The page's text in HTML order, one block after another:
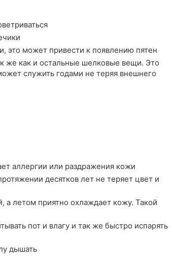
это может привести к появлению пятен
же как и остальные шелковые вещи. Это
служить годами не теряя внешнего
аллергии или раздражения кожи
десятков лет не теряет цвет и
а летом приятно охлаждает кожу. Такой
пот и влагу и так же быстро испарять
дышать